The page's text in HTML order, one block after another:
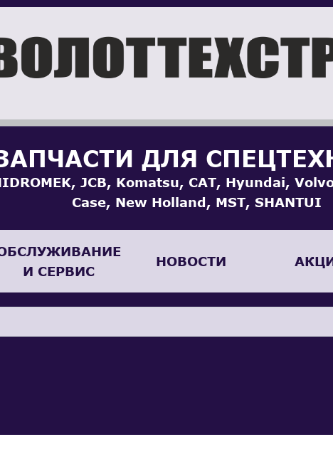
ДЛЯ
JCB, Komatsu, CAT, Hyundai,
Case, New Holland, MST, SHANTUI
И СЕРВИС
НОВОСТИ